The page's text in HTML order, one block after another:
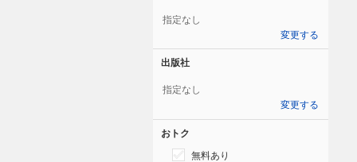
指定なし
変更する
出版社
指定なし
変更する
おトク
無料あり